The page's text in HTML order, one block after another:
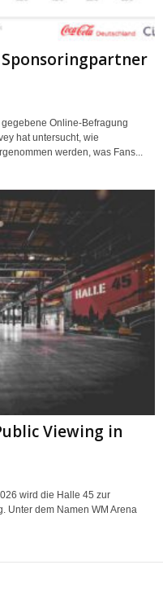
Online-Befragung
hat untersucht, wie
werden, was Fans...
Viewing in
wird die Halle 45 zur
Unter dem Namen WM Arena